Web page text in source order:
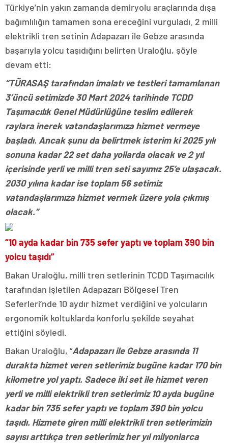
Türkiye’nin yakın zamanda demiryolu araçlarında dışa
bağımlılığın tamamen sona ereceğini vurguladı. 2 milli
elektrikli tren setinin Adapazarı ile Gebze arasında
başarıyla yolcu taşıdığını belirten Uraloğlu, şöyle
devam etti:
“TÜRASAŞ tarafından imalatı ve testleri tamamlanan
3’üncü setimizde 30 Mart 2024 tarihinde TCDD
Taşımacılık Genel Müdürlüğüne teslim edilerek
raylara inerek vatandaşlarımıza hizmet vermeye
başladı. Ancak şunu da belirtmek isterim ki 2025 yılı
sonuna kadar 22 set daha yollarda olacak ve 2 yıl
içerisinde yerli ve milli tren seti sayımız 25’e ulaşacak.
2030 yılına kadar ise toplam 56 setimiz
vatandaşlarımıza hizmet vermek üzere yola çıkmış
olacak.”
“10 ayda kadar bin 735 sefer yaptı ve toplam 390 bin
yolcu taşıdı”
Bakan Uraloğlu, milli tren setlerinin TCDD Taşımacılık
tarafından işletilen Adapazarı Bölgesel Tren
Seferleri’nde 10 aydır hizmet verdiğini ve yolcuların
ergonomik koltuklarda konforlu şekilde seyahat
ettiğini söyledi.
Bakan Uraloğlu, “Adapazarı ile Gebze arasında 11
durakta hizmet veren setlerimiz bugüne kadar 170 bin
kilometre yol yaptı. Sadece iki set ile hizmet veren
yerli ve milli elektrikli tren setlerimiz 10 ayda bugüne
kadar bin 735 sefer yaptı ve toplam 390 bin yolcu
taşıdı. Hizmete giren milli elektrikli tren setlerimizin
sayısı arttıkça tren setlerimiz her yıl milyonlarca